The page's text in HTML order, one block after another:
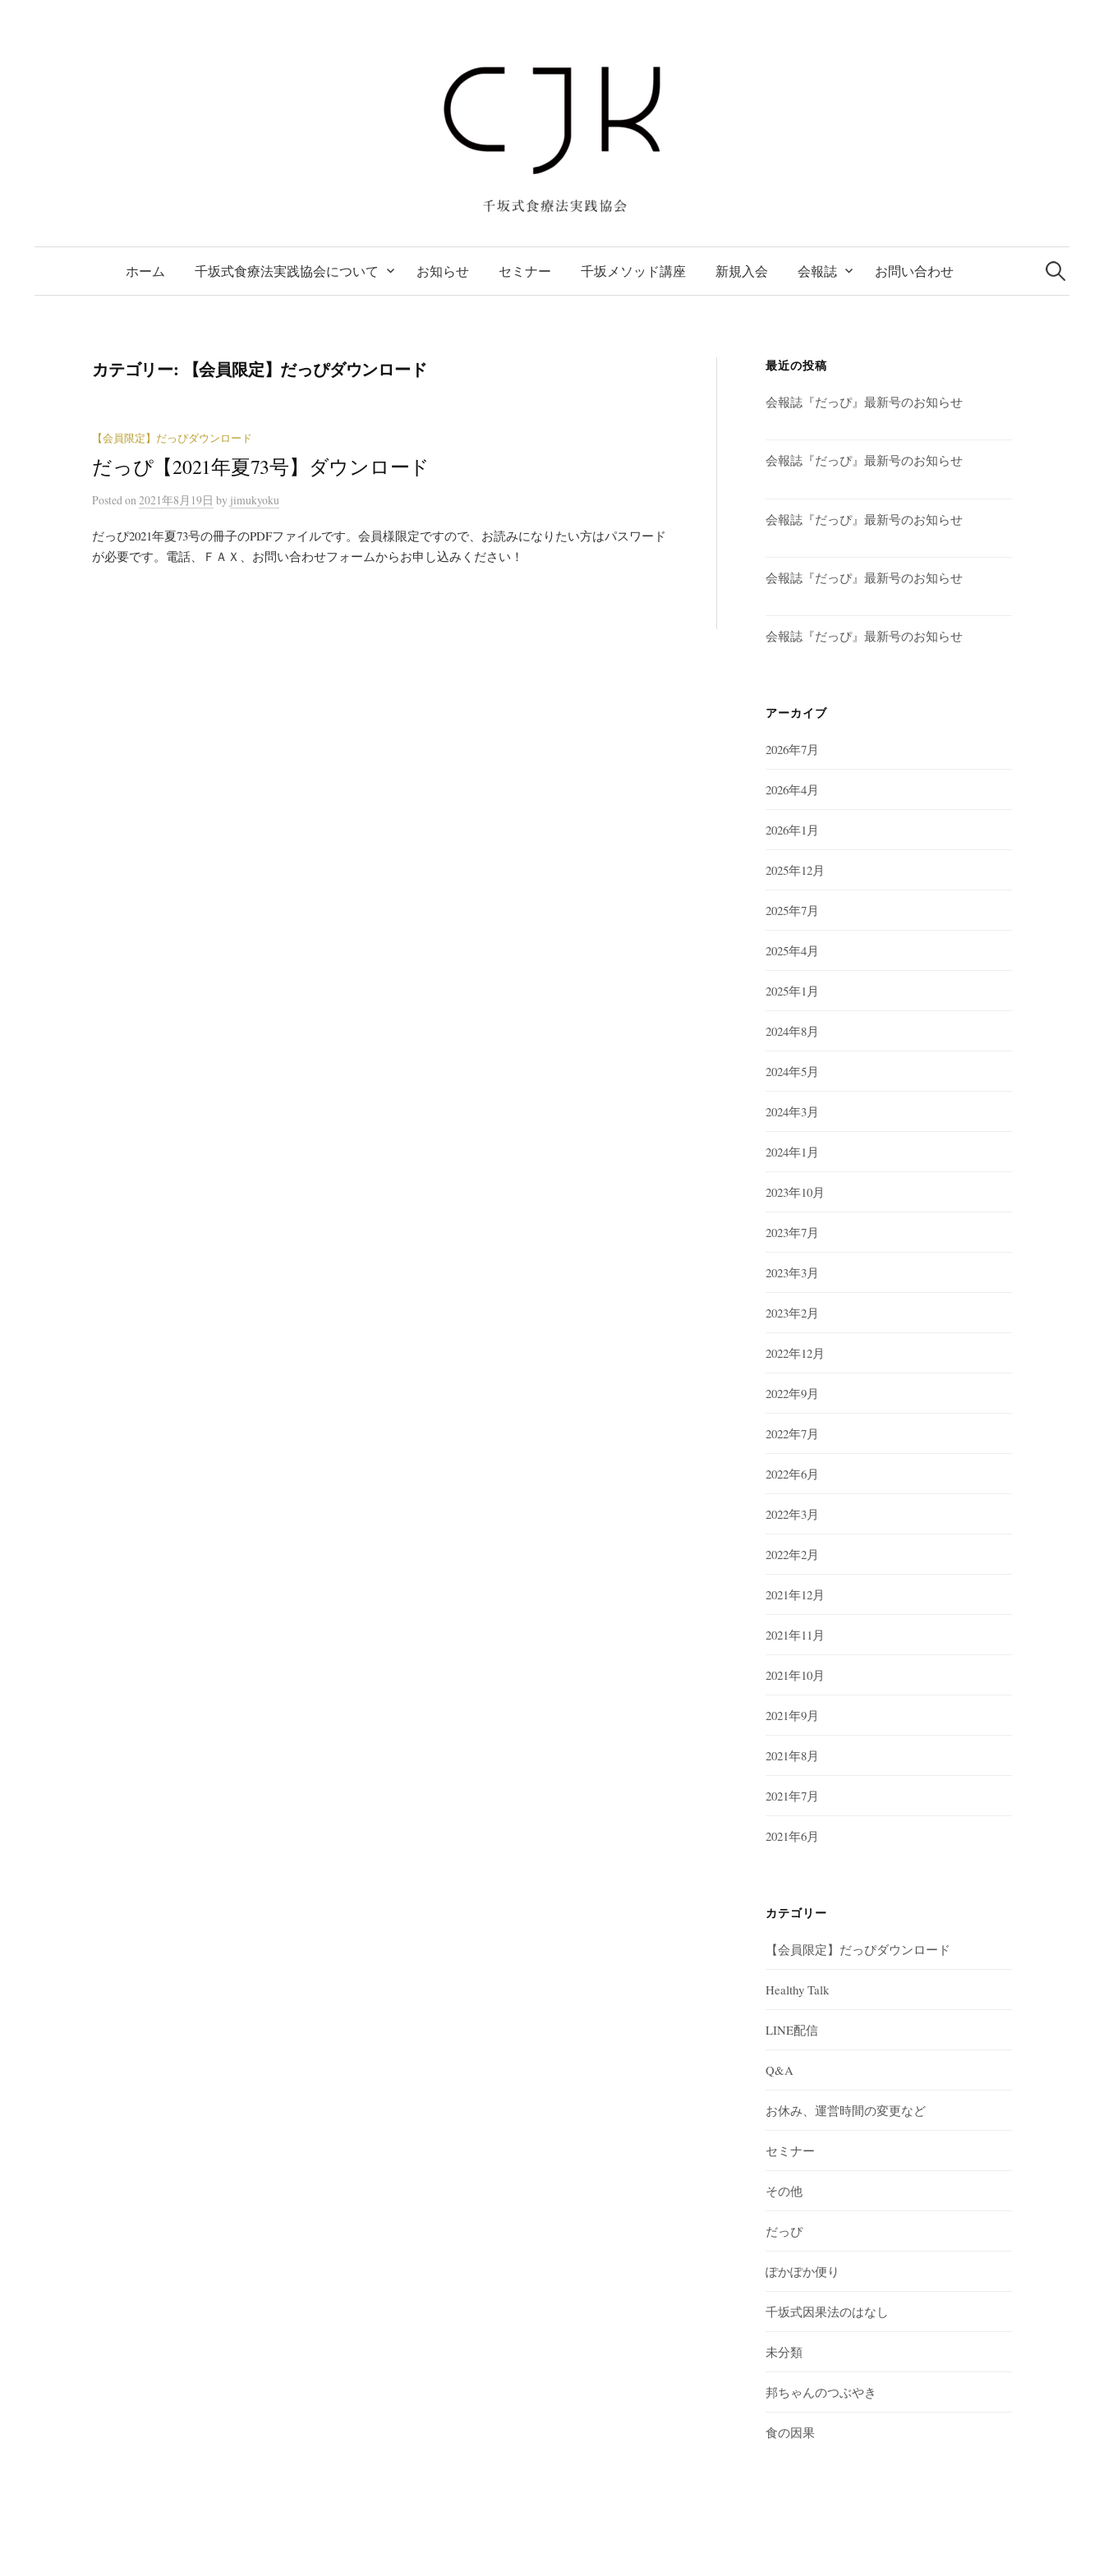
ホーム 千坂式食療法実践協会について お知らせ セミナー 千坂メソッド講座 新規入会 会報誌 お問い合わせ
検
索:
カテゴリー: 【会員限定】だっぴダウンロード
【会員限定】だっぴダウンロード
だっぴ【2021年夏73号】ダウンロード
Postedon 2021年8月19日 by jimukyoku
だっぴ2021年夏73号の冊子のPDFファイルです。会員様限定ですので、お読みになりたい方はパスワード
が必要です。電話、ＦＡＸ、お問い合わせフォームからお申し込みください！
最近の投稿
会報誌『だっぴ』最新号のお知らせ
会報誌『だっぴ』最新号のお知らせ
会報誌『だっぴ』最新号のお知らせ
会報誌『だっぴ』最新号のお知らせ
会報誌『だっぴ』最新号のお知らせ
アーカイブ
2026年7月
2026年4月
2026年1月
2025年12月
2025年7月
2025年4月
2025年1月
2024年8月
2024年5月
2024年3月
2024年1月
2023年10月
2023年7月
2023年3月
2023年2月
2022年12月
2022年9月
2022年7月
2022年6月
2022年3月
2022年2月
2021年12月
2021年11月
2021年10月
2021年9月
2021年8月
2021年7月
2021年6月
カテゴリー
【会員限定】だっぴダウンロード
Healthy Talk
LINE配信
Q&A
お休み、運営時間の変更など
セミナー
その他
だっぴ
ぽかぽか便り
千坂式因果法のはなし
未分類
邦ちゃんのつぶやき
食の因果